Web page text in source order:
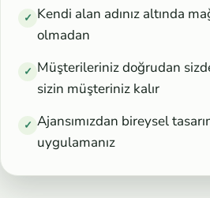
✓ Kendi alan adınız altında
olmadan
✓ Müşterileriniz doğrudan
sizin müşteriniz kalır
✓ Ajansımızdan bireysel
uygulamanız